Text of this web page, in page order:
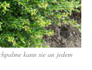
kann sie an jedem